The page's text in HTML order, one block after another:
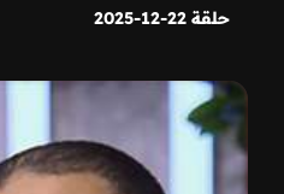
حلقة 22-12-2025